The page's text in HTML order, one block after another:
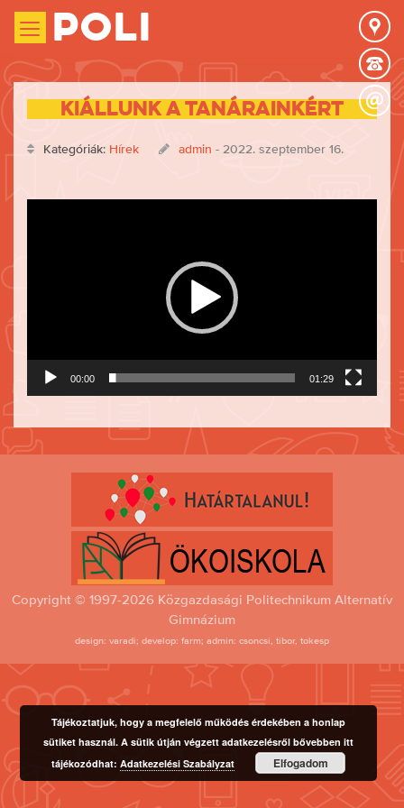
Poli
Kiállunk a tanárainkért
Kategóriák: Hírek admin - 2022. szeptember 16.
00:00 01:29
Copyright © 1997-2026 Közgazdasági Politechnikum Alternatív
Gimnázium
design: varadi; develop: farm; admin: csoncsi, tibor, tokesp
Tájékoztatjuk, hogy a megfelelő működés érdekében a honlap
sütiket használ. A sütik útján végzett adatkezelésről bővebben itt
tájékozódhat:Adatkezelési Szabályzat Elfogadom